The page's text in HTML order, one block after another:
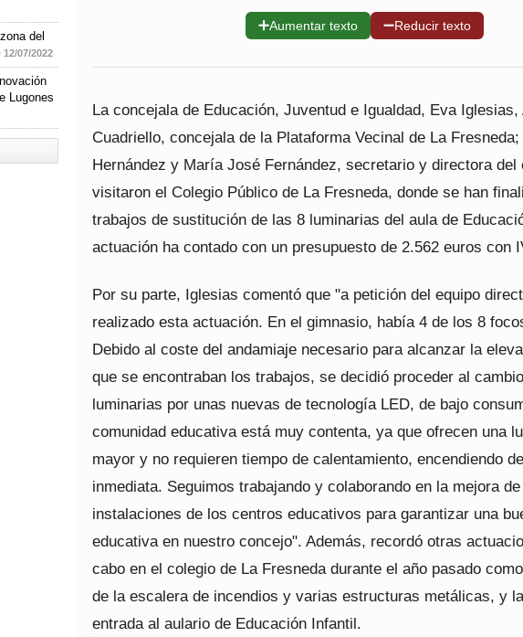
➕Aumentar texto ➖Reducir texto
La concejala de Educación, Juventud e Igualdad, Eva Iglesias,
Cuadriello, concejala de la Plataforma Vecinal de La
Hernández y María José Fernández, secretario y directora del
visitaron el Colegio Público de La Fresneda, donde se han
trabajos de sustitución de las 8 luminarias del aula de
actuación ha contado con un presupuesto de 2.562 euros con
Por su parte, Iglesias comentó que "a petición del equipo
realizado esta actuación. En el gimnasio, había 4 de los 8
Debido al coste del andamiaje necesario para alcanzar la
que se encontraban los trabajos, se decidió proceder al
luminarias por unas nuevas de tecnología LED, de bajo
comunidad educativa está muy contenta, ya que ofrecen una
mayor y no requieren tiempo de calentamiento, encendiendo
inmediata. Seguimos trabajando y colaborando en la mejora
instalaciones de los centros educativos para garantizar una
educativa en nuestro concejo". Además, recordó otras
cabo en el colegio de La Fresneda durante el año pasado
de la escalera de incendios y varias estructuras metálicas, y
entrada al aulario de Educación Infantil.
del
12/07/2022
Lugones